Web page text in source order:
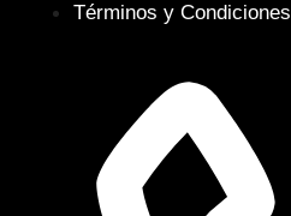
Términos y Condiciones